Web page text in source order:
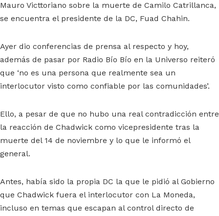
Mauro Victtoriano sobre la muerte de Camilo Catrillanca,
se encuentra el presidente de la DC, Fuad Chahin.
Ayer dio conferencias de prensa al respecto y hoy,
además de pasar por Radio Bío Bío en la Universo reiteró
que ‘no es una persona que realmente sea un
interlocutor visto como confiable por las comunidades’.
Ello, a pesar de que no hubo una real contradicción entre
la reacción de Chadwick como vicepresidente tras la
muerte del 14 de noviembre y lo que le informó el
general.
Antes, había sido la propia DC la que le pidió al Gobierno
que Chadwick fuera el interlocutor con La Moneda,
incluso en temas que escapan al control directo de